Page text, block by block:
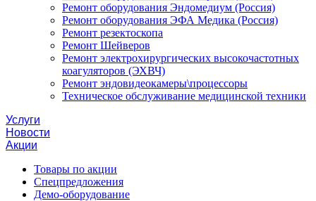
Ремонт оборудования Эндомедиум (Россия)
Ремонт оборудования ЭФА Медика (Россия)
Ремонт резектоскопа
Ремонт Шейверов
Ремонт электрохирургических высокочастотных
коагуляторов (ЭХВЧ)
Ремонт эндовидеокамеры\процессоры
Техническое обслуживание медицинской техники
Услуги
Новости
Акции
Товары по акции
Спецпредложения
Демо-оборудование